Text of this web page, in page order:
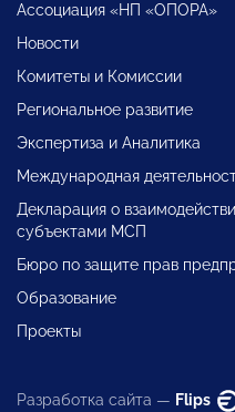
Ассоциация «НП «ОПОРА»
Новости
Комитеты и Комиссии
Региональное развитие
Экспертиза и Аналитика
Международная
Декларация о
субъектами МСП
Бюро по защите прав
Образование
Проекты
Разработка сайта — Flips